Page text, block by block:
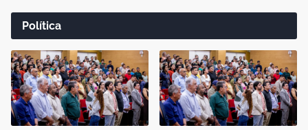
Política